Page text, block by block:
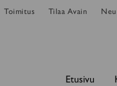
Toimitus Tilaa Avain
Etusivu